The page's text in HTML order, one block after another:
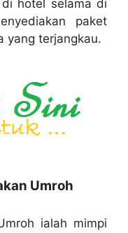
hotel selama di
paket
yang terjangkau.
Umroh
ialah mimpi